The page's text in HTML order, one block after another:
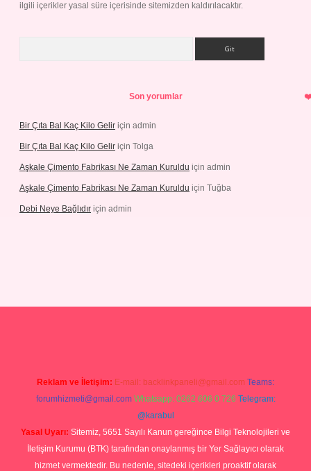
ilgili içerikler yasal süre içerisinde sitemizden kaldırılacaktır.
Son yorumlar
Bir Çıta Bal Kaç Kilo Gelir için admin
Bir Çıta Bal Kaç Kilo Gelir için Tolga
Aşkale Çimento Fabrikası Ne Zaman Kuruldu için admin
Aşkale Çimento Fabrikası Ne Zaman Kuruldu için Tuğba
Debi Neye Bağlıdır için admin
Reklam ve İletişim: E-mail: backlinkpaneli@gmail.com Teams:
forumhizmeti@gmail.com Whatsapp: 0262 606 0 726 Telegram:
@karabul
Yasal Uyarı: Sitemiz, 5651 Sayılı Kanun gereğince Bilgi Teknolojileri ve
İletişim Kurumu (BTK) tarafından onaylanmış bir Yer Sağlayıcı olarak
hizmet vermektedir. Bu nedenle, sitedeki içerikleri proaktif olarak